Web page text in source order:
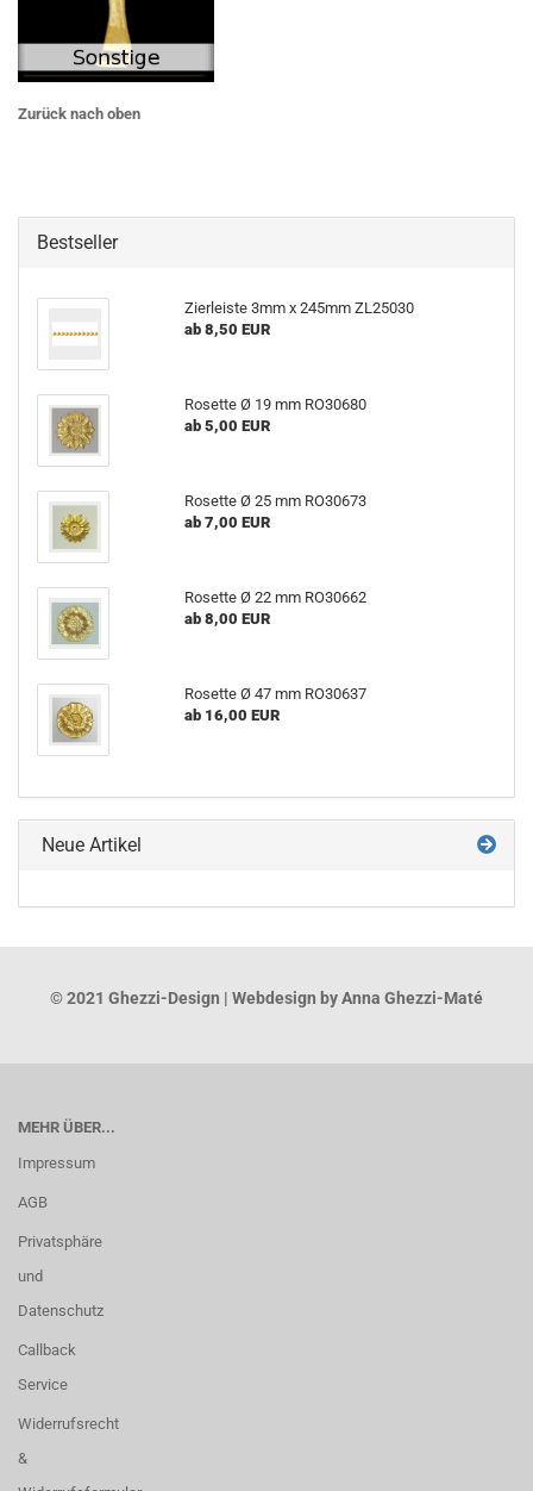
Zurück nach oben
Bestseller
Zierleiste 3mm x 245mm ZL25030
ab 8,50 EUR
Rosette Ø 19 mm RO30680
ab 5,00 EUR
Rosette Ø 25 mm RO30673
ab 7,00 EUR
Rosette Ø 22 mm RO30662
ab 8,00 EUR
Rosette Ø 47 mm RO30637
ab 16,00 EUR
Neue Artikel
© 2021 Ghezzi-Design | Webdesign by Anna Ghezzi-Maté
MEHR ÜBER...
Impressum
AGB
Privatsphäre
und
Datenschutz
Callback
Service
Widerrufsrecht
&